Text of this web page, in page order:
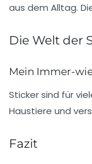
aus dem Alltag.
Die Welt der
Mein Immer-
Sticker sind für
Haustiere und
Fazit